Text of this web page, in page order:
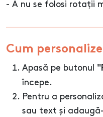
- A nu se folosi rotații
Cum
Apasă pe butonul
începe.
Pentru a
sau text și